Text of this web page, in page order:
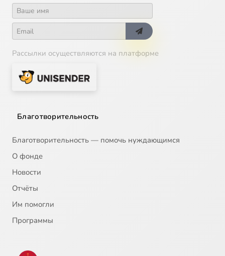
Рассылки осуществляются на платформе
Благотворительность
Благотворительность — помочь нуждающимся
О фонде
Новости
Отчёты
Им помогли
Программы